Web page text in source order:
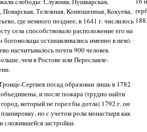
Поварская, Тележная, Конюшенная, Кокуева,
где немного позднее, в 1641 г. числилось
села способствовало расположение его на
богомольцы останавливались именно в нем).
насчитывалось почти 900 человек
чем в Ростове или Переславле-
Сергиев посад образован лишь в 1782
и после пожара (трудно найти
который не горел бы дотла) 1792 г. он
но с учетом роли монастыря как
сложившейся застройки.